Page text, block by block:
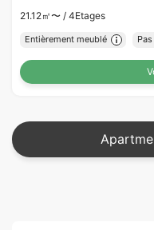
21.12㎡〜 / 4Etages
Entièrement meublé